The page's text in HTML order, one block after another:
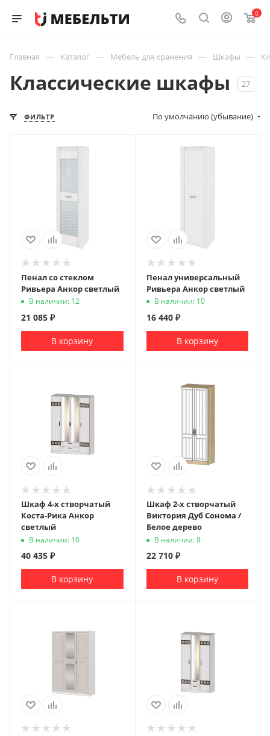
0
Главная — Каталог — Мебель для хранения — Шкафы —
Классические шкафы 27
ФИЛЬТР По умолчанию (убывание)
Пенал со стеклом
Ривьера Анкор светлый
В наличии: 12
21 085 ₽
В корзину
Пенал универсальный
Ривьера Анкор светлый
В наличии: 10
16 440₽
В корзину
Шкаф 4-х створчатый
Коста-Рика Анкор
светлый
В наличии: 10
40 435 ₽
В корзину
Шкаф 2-х створчатый
Виктория Дуб Сонома /
Белое дерево
В наличии: 8
22 710₽
В корзину